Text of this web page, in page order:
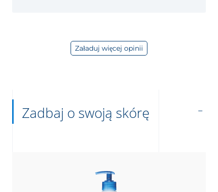
Załaduj więcej opinii
Zadbaj o swoją skórę